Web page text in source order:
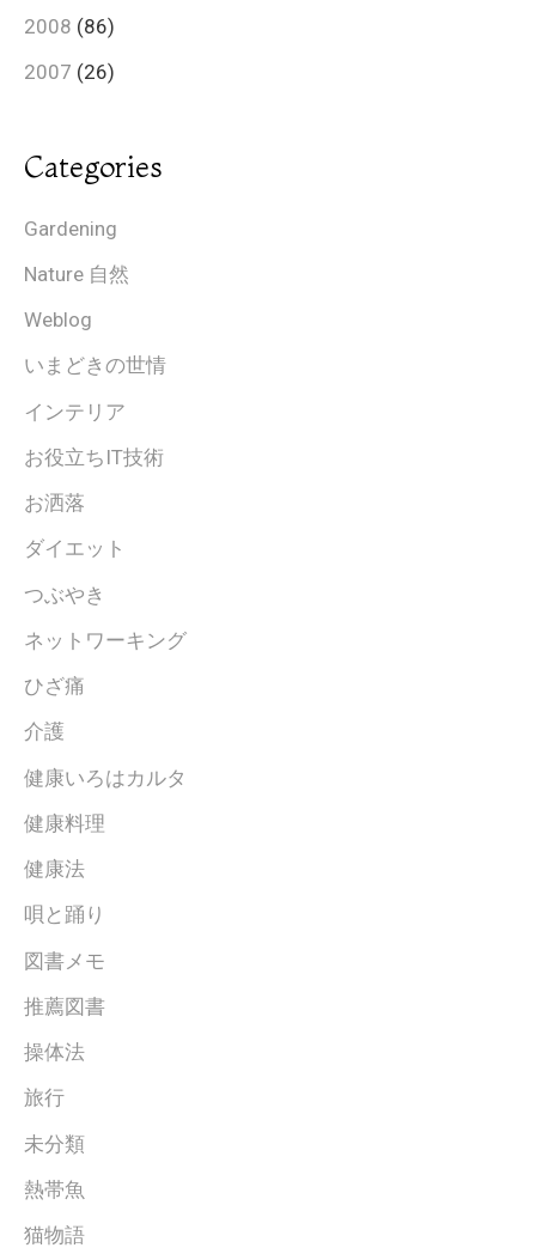
2008 (86)
2007 (26)
Categories
Gardening
Nature 自然
Weblog
いまどきの世情
インテリア
お役立ちIT技術
お洒落
ダイエット
つぶやき
ネットワーキング
ひざ痛
介護
健康いろはカルタ
健康料理
健康法
唄と踊り
図書メモ
推薦図書
操体法
旅行
未分類
熱帯魚
猫物語